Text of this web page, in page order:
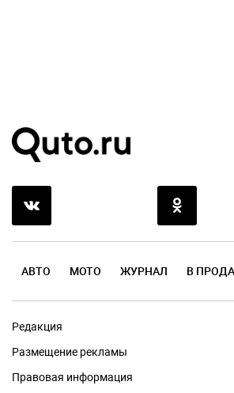
АВТО МОТО ЖУРНАЛ В
Редакция
Размещение рекламы
Правовая информация